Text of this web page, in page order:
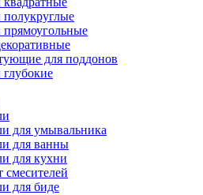
для поддонов
для умывальника
для ванны
для кухни
смесителей
для биде